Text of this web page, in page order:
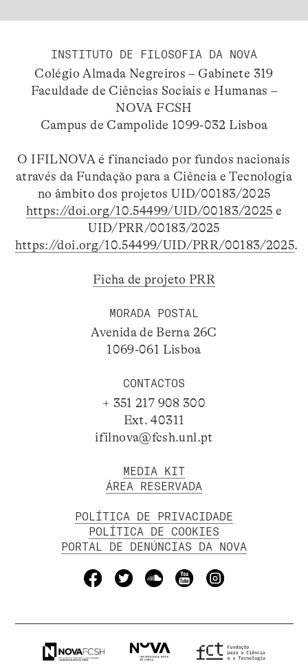
INSTITUTO DE FILOSOFIA DA NOVA
Colégio Almada Negreiros – Gabinete 319
Faculdade de Ciências Sociais e Humanas –
NOVA FCSH
Campus de Campolide 1099-032 Lisboa
O IFILNOVA é financiado por fundos nacionais
através da Fundação para a Ciência e Tecnologia
no âmbito dos projetos UID/00183/2025
https://doi.org/10.54499/UID/00183/2025 e
UID/PRR/00183/2025
https://doi.org/10.54499/UID/PRR/00183/2025.
Ficha de projeto PRR
MORADA POSTAL
Avenida de Berna 26C
1069-061 Lisboa
CONTACTOS
+ 351 217 908 300
Ext. 40311
ifilnova@fcsh.unl.pt
MEDIA KIT
ÁREA RESERVADA
POLÍTICA DE PRIVACIDADE
POLÍTICA DE COOKIES
PORTAL DE DENÚNCIAS DA NOVA